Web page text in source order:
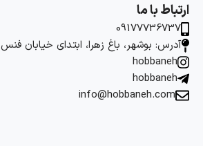
ارتباط با ما
09177736737
آدرس: بوشهر، باغ زهرا، ابتدای خیابان فنس
hobbaneh
hobbaneh
info@hobbaneh.com